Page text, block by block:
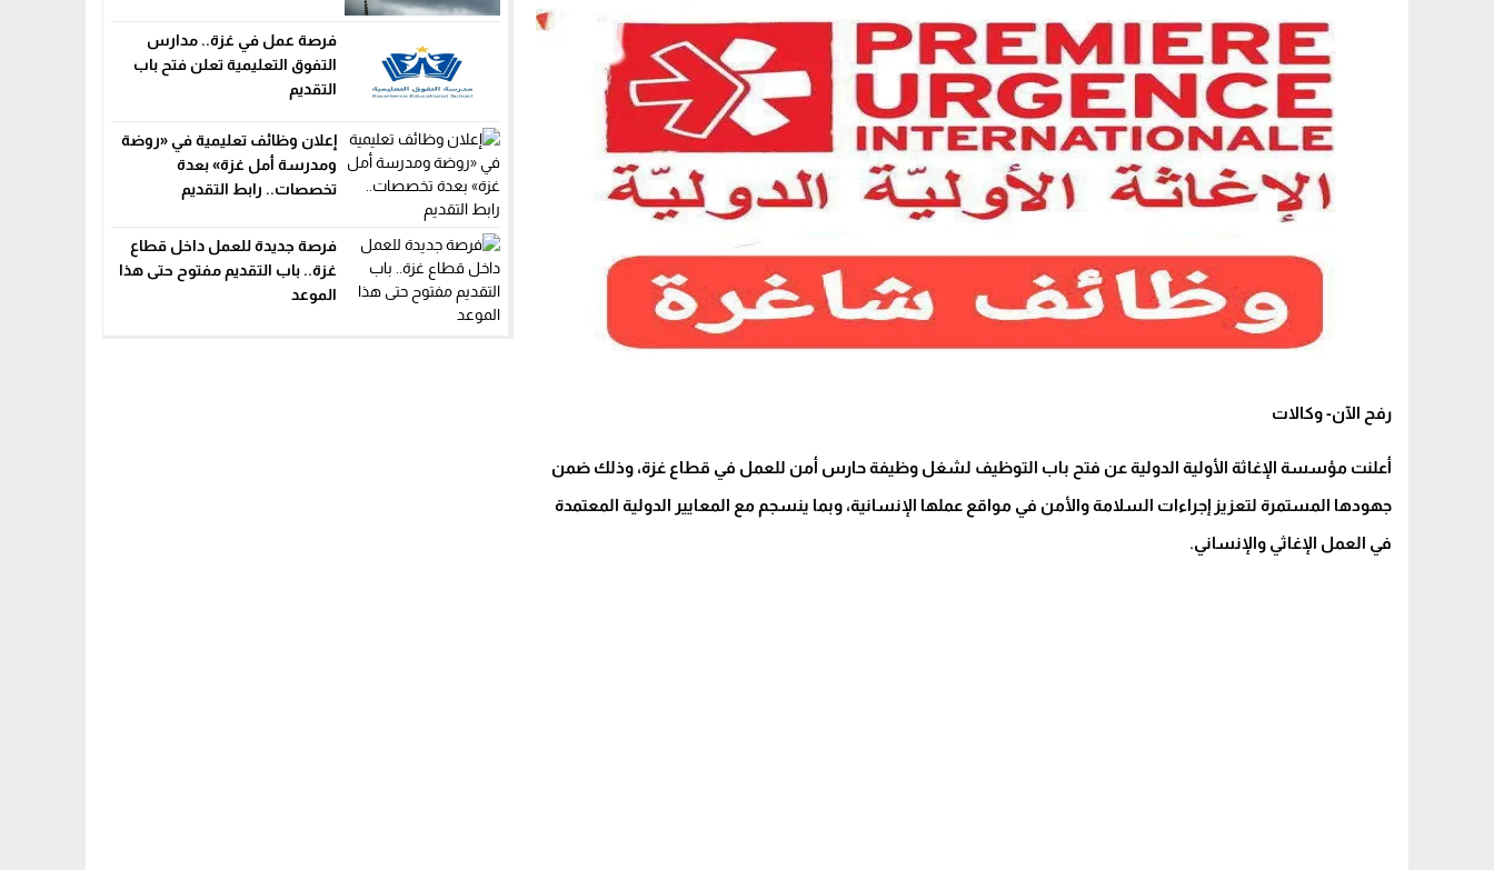
رفح الآن- وكالات
أعلنت مؤسسة الإغاثة الأولية الدولية عن فتح باب التوظيف لشغل وظيفة حارس أمن للعمل في قطاع غزة، وذلك ضمن
جهودها المستمرة لتعزيز إجراءات السلامة والأمن في مواقع عملها الإنسانية، وبما ينسجم مع المعايير الدولية المعتمدة
في العمل الإغاثي والإنساني.
فرصة عمل في غزة.. مدارس
التفوق التعليمية تعلن فتح باب
التقديم
إعلان وظائف تعليمية في «روضة
ومدرسة أمل غزة» بعدة
تخصصات.. رابط التقديم
فرصة جديدة للعمل داخل قطاع
غزة.. باب التقديم مفتوح حتى هذا
الموعد